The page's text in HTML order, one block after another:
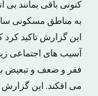
کنونی باقی بمانند
به مناطق مسکونی
این گزارش تاکید
آسیب های اجتماعی
فقر و ضعف و تبعیض
می افکند. این گزارش